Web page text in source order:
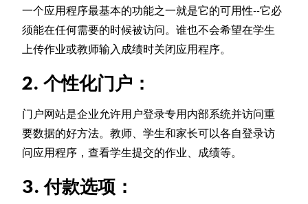
一个应用程序最基本的功能之一就是它的可用性--它必
须能在任何需要的时候被访问。谁也不会希望在学生
上传作业或教师输入成绩时关闭应用程序。
2. 个性化门户：
门户网站是企业允许用户登录专用内部系统并访问重
要数据的好方法。教师、学生和家长可以各自登录访
问应用程序，查看学生提交的作业、成绩等。
3. 付款选项：